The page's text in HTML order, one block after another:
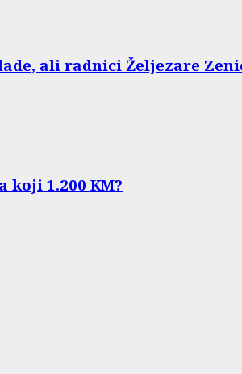
ali radnici Željezare
koji 1.200 KM?